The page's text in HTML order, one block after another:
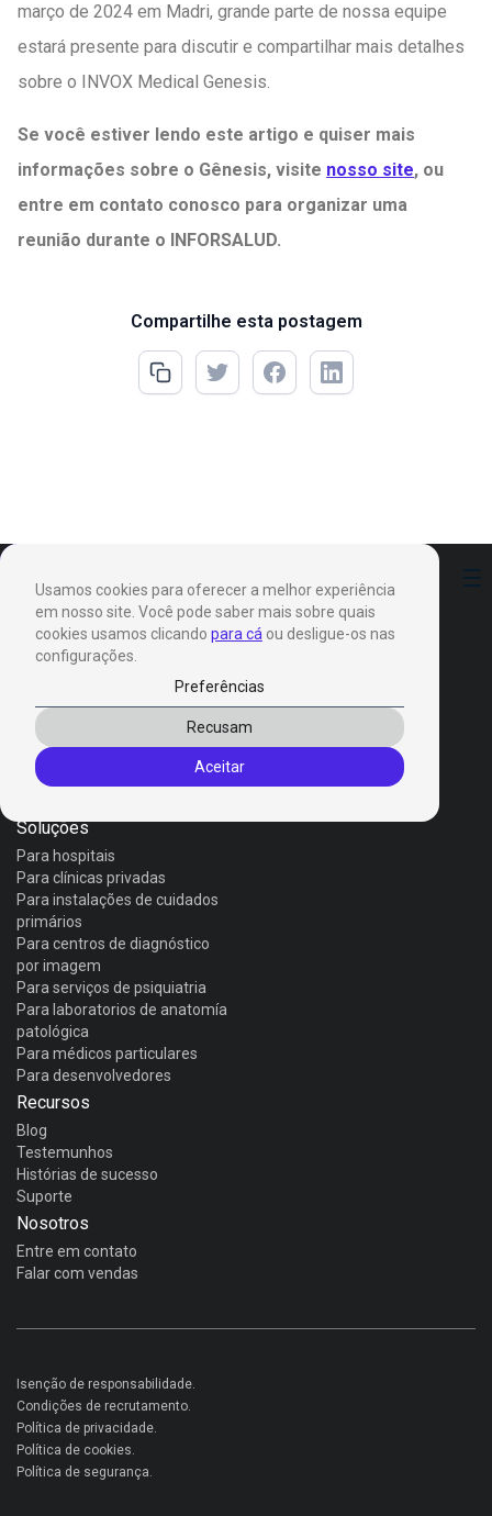
março de 2024 em Madri, grande parte de nossa equipe
estará presente para discutir e compartilhar mais detalhes
sobre o INVOX Medical Genesis.
Se você estiver lendo este artigo e quiser mais
informações sobre o Gênesis, visite nosso site, ou
entre em contato conosco para organizar uma
reunião durante o INFORSALUD.
Compartilhe esta postagem
Usamos cookies para oferecer a melhor experiência
em nosso site. Você pode saber mais sobre quais
cookies usamos clicando para cá ou desligue-os nas
configurações.
Preferências
Recusam
Aceitar
Invox Dictation
Invox Genesis
Soluções
Para hospitais
Para clínicas privadas
Para instalações de cuidados
primários
Para centros de diagnóstico
por imagem
Para serviços de psiquiatria
Para laboratorios de anatomía
patológica
Para médicos particulares
Para desenvolvedores
Recursos
Blog
Testemunhos
Histórias de sucesso
Suporte
Nosotros
Entre em contato
Falar com vendas
Isenção de responsabilidade.
Condições de recrutamento.
Política de privacidade.
Política de cookies.
Política de segurança.